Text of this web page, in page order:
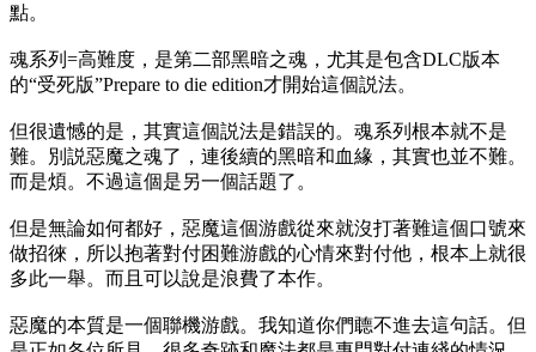
點。
魂系列=高難度，是第二部黑暗之魂，尤其是包含DLC版本
的“受死版”Prepare to die edition才開始這個説法。
但很遺憾的是，其實這個説法是錯誤的。魂系列根本就不是
難。別説惡魔之魂了，連後續的黑暗和血緣，其實也並不難。
而是煩。不過這個是另一個話題了。
但是無論如何都好，惡魔這個游戲從來就沒打著難這個口號來
做招徠，所以抱著對付困難游戲的心情來對付他，根本上就很
多此一舉。而且可以說是浪費了本作。
惡魔的本質是一個聯機游戲。我知道你們聼不進去這句話。但